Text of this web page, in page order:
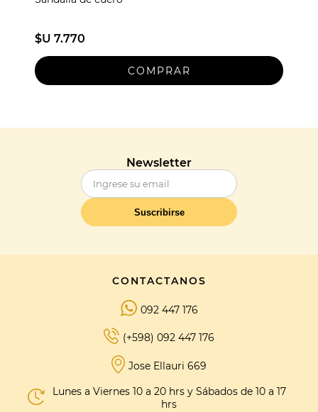
$U 7.770
Newsletter
Suscribirse
CONTACTANOS
092 447 176
(+598) 092 447 176
Jose Ellauri 669
Lunes a Viernes 10 a 20 hrs y Sábados de 10 a 17
hrs